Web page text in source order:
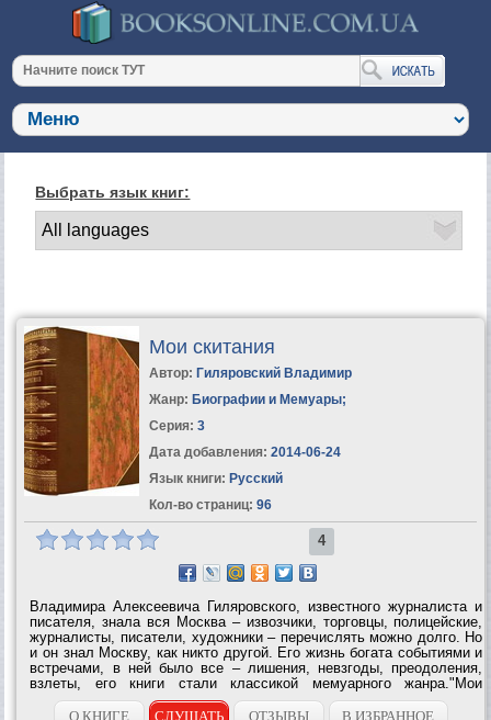
Выбрать язык книг:
Мои скитания
Автор: Гиляровский Владимир
Жанр: Биографии и Мемуары;
Серия: 3
Дата добавления: 2014-06-24
Язык книги: Русский
Кол-во страниц: 96
4
Владимира Алексеевича Гиляровского, известного журналиста и
писателя, знала вся Москва – извозчики, торговцы, полицейские,
журналисты, писатели, художники – перечислять можно долго. Но
и он знал Москву, как никто другой. Его жизнь богата событиями и
встречами, в ней было все – лишения, невзгоды, преодоления,
взлеты, его книги стали классикой мемуарного жанра."Мои
скитания" – "повесть бродяжной жизни" – Гиляровский назвал
книгой...О КНИГЕ СЛУШАТЬ ОТЗЫВЫ
В ИЗБРАННОЕ